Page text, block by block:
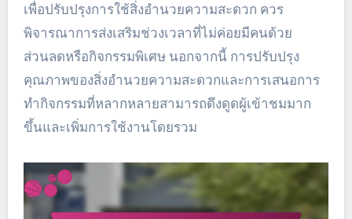
เพื่อปรับปรุงการใช้สิ่งอำนวยความสะดวก ควร
พิจารณาการส่งเสริมช่วงเวลาที่ไม่ค่อยมีคนด้วย
ส่วนลดหรือกิจกรรมพิเศษ นอกจากนี้ การปรับปรุง
คุณภาพของสิ่งอำนวยความสะดวกและการเสนอการ
ทำกิจกรรมที่หลากหลายสามารถดึงดูดผู้เข้าชมมาก
ขึ้นและเพิ่มการใช้งานโดยรวม